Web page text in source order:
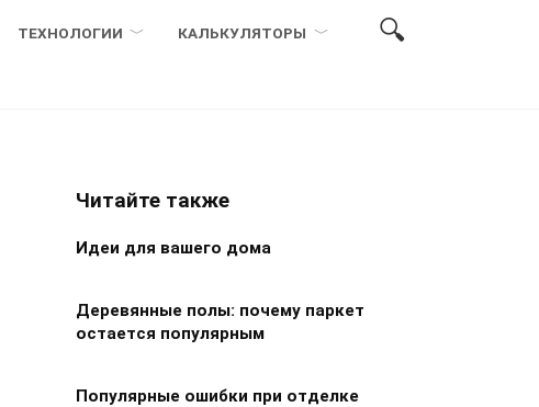
ТЕХНОЛОГИИ КАЛЬКУЛЯТОРЫ
Читайте также
Идеи для вашего дома
Деревянные полы: почему паркет
остается популярным
Популярные ошибки при отделке